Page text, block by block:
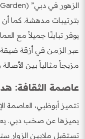
بترتيبات مدهشة. كما أن
يوفر تباينًا جميلاً مع
عبر الزمن في أزقة
مزيجاً مثالياً بين
عاصمة الثقافة:
تتميز أبوظبي، العاصمة
يميزها عن صخب دبي.
تستقبل ملايين الزوار